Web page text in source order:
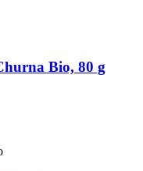
Bio, 80 g